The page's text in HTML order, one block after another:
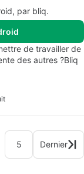
par bliq.
de travailler de
des autres ?Bliq
5 Dernier